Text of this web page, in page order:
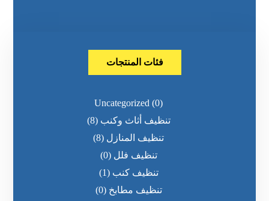
فئات المنتجات
Uncategorized (0)
تنظيف أثاث وكنب (8)
تنظيف المنازل (8)
تنظيف فلل (0)
تنظيف كنب (1)
تنظيف مطابخ (0)